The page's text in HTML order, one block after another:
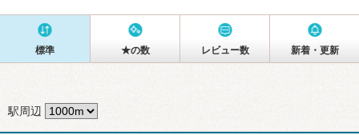
標準 ★の数 レビュー数 新着・更新
駅周辺